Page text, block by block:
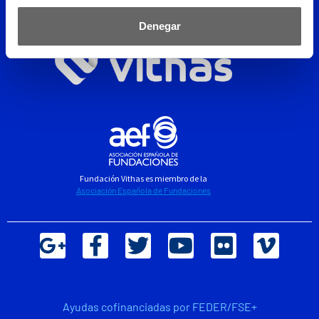
Denegar
Fundación Vithas es miembro de la
Asociación Española de Fundaciones
Ayudas cofinanciadas por FEDER/FSE+